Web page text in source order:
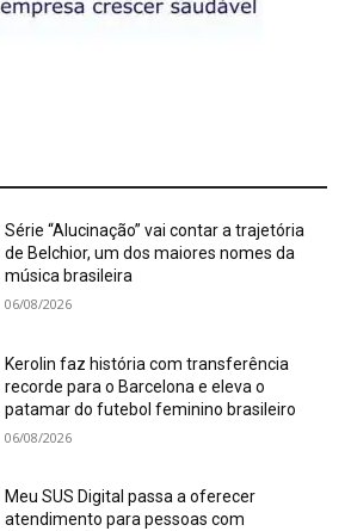
Série “Alucinação” vai contar a trajetória
de Belchior, um dos maiores nomes da
música brasileira
06/08/2026
Kerolin faz história com transferência
recorde para o Barcelona e eleva o
patamar do futebol feminino brasileiro
06/08/2026
Meu SUS Digital passa a oferecer
atendimento para pessoas com